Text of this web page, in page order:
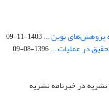
پژوهش‌های نوین ...1403-11-09
در عملیات ...1396-08-09
نشریه در خبرنامه نشریه